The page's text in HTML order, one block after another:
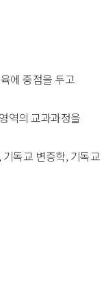
에 중점을 두고
역의 교과과정을
독교 변증학, 기독교